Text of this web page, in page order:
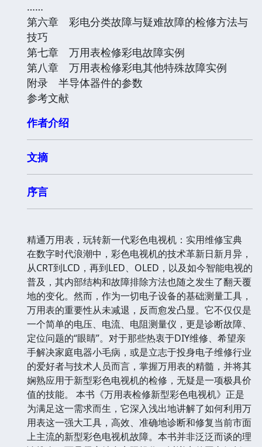
……
第六章 彩电分类故障与疑难故障的检修方法与
技巧
第七章 万用表检修彩电故障实例
第八章 万用表检修彩电其他特殊故障实例
附录 半导体器件的参数
参考文献
作者介绍
文摘
序言
精通万用表，玩转新一代彩色电视机：实用维修宝典
在数字时代浪潮中，彩色电视机的技术革新日新月异，
从CRT到LCD，再到LED、OLED，以及如今智能电视的
普及，其内部结构和故障排除方法也随之发生了翻天覆
地的变化。然而，作为一切电子设备的基础测量工具，
万用表的重要性从未减退，反而愈发凸显。它不仅仅是
一个简单的电压、电流、电阻测量仪，更是诊断故障、
定位问题的“眼睛”。对于那些热衷于DIY维修、希望亲
手解决家庭电器小毛病，或是立志于投身电子维修行业
的爱好者与技术人员而言，掌握万用表的精髓，并将其
娴熟应用于新型彩色电视机的检修，无疑是一项极具价
值的技能。 本书《万用表检修新型彩色电视机》正是
为满足这一需求而生，它深入浅出地讲解了如何利用万
用表这一强大工具，高效、准确地诊断和修复当前市面
上主流的新型彩色电视机故障。本书并非泛泛而谈的理